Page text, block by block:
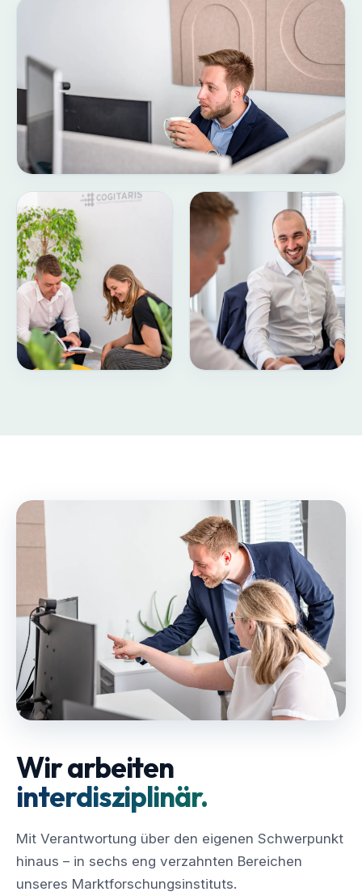
Wir arbeiten
interdisziplinär.
Mit Verantwortung über den eigenen Schwerpunkt
hinaus – in sechs eng verzahnten Bereichen
unseres Marktforschungsinstituts.